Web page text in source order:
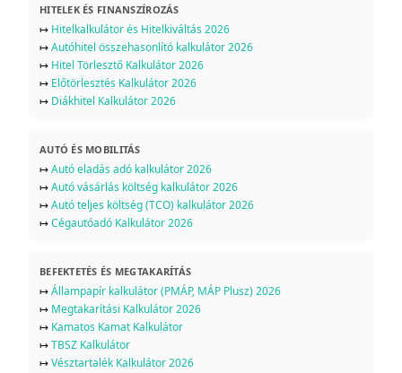
HITELEK ÉS FINANSZÍROZÁS
↦ Hitelkalkulátor és Hitelkiváltás 2026
↦Autóhitel összehasonlító kalkulátor 2026
↦ Hitel Törlesztő Kalkulátor 2026
↦ Előtörlesztés Kalkulátor 2026
↦ Diákhitel Kalkulátor 2026
AUTÓ ÉS MOBILITÁS
↦Autó eladás adó kalkulátor 2026
↦Autó vásárlás költség kalkulátor 2026
↦Autó teljes költség (TCO) kalkulátor 2026
↦Cégautóadó Kalkulátor 2026
BEFEKTETÉS ÉS MEGTAKARÍTÁS
↦Állampapír kalkulátor (PMÁP, MÁP Plusz) 2026
↦ Megtakarítási Kalkulátor 2026
↦ Kamatos Kamat Kalkulátor
↦TBSZ Kalkulátor
↦Vésztartalék Kalkulátor 2026